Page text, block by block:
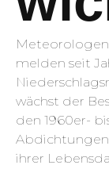
melden seit
wächst der
den 1960er-
Abdichtungen
ihrer